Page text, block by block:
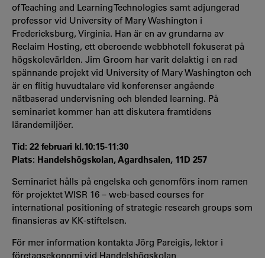
of Teaching and Learning Technologies samt adjungerad
professor vid University of Mary Washington i
Fredericksburg, Virginia. Han är en av grundarna av
Reclaim Hosting, ett oberoende webbhotell fokuserat på
högskolevärlden. Jim Groom har varit delaktig i en rad
spännande projekt vid University of Mary Washington och
är en flitig huvudtalare vid konferenser angående
nätbaserad undervisning och blended learning. På
seminariet kommer han att diskutera framtidens
lärandemiljöer.
Tid: 22 februari kl.10:15-11:30
Plats: Handelshögskolan, Agardhsalen, 11D 257
Seminariet hålls på engelska och genomförs inom ramen
för projektet WISR 16 – web-based courses for
international positioning of strategic research groups som
finansieras av KK-stiftelsen.
För mer information kontakta Jörg Pareigis, lektor i
företagsekonomi vid Handelshögskolan